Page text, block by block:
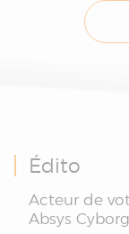
Édito
Acteur de
Absys